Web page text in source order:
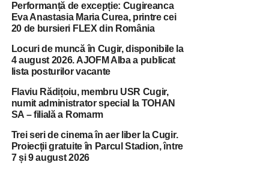
Performanță de excepție: Cugireanca
Eva Anastasia Maria Curea, printre cei
20 de bursieri FLEX din România
Locuri de muncă în Cugir, disponibile la
4 august 2026. AJOFM Alba a publicat
lista posturilor vacante
Flaviu Rădițoiu, membru USR Cugir,
numit administrator special la TOHAN
SA – filială a Romarm
Trei seri de cinema în aer liber la Cugir.
Proiecții gratuite în Parcul Stadion, între
7 și 9 august 2026